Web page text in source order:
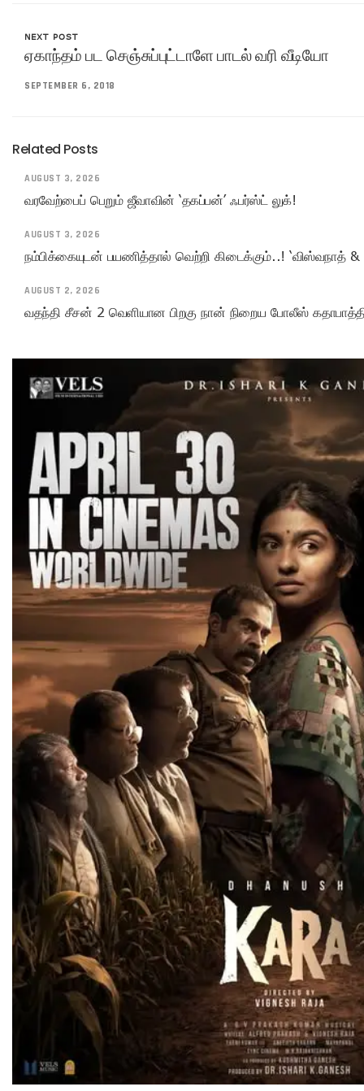
NEXT POST
ஏகாந்தம் பட செஞ்சுப்புட்டாளே பாடல் வரி வீடியோ
SEPTEMBER 6, 2018
Related Posts
AUGUST 3, 2026
வரவேற்பைப் பெறும் ஜீவாவின் ‘தகப்பன்’ ஃபர்ஸ்ட் லுக்!
AUGUST 3, 2026
நம்பிக்கையுடன் பயணித்தால் வெற்றி கிடைக்கும்..! ‘விஸ்வநாத் &
AUGUST 2, 2026
வதந்தி சீசன் 2 வெளியான பிறகு நான் நிறைய போலீஸ்